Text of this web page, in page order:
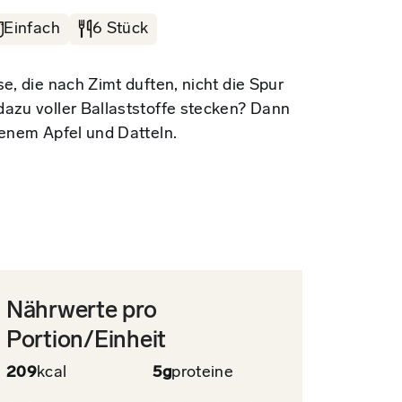
Einfach 6 Stück
die nach Zimt duften, nicht die Spur
voller Ballaststoffe stecken? Dann
Apfel und Datteln.
Nährwerte pro
Portion/Einheit
209kcal 5gproteine